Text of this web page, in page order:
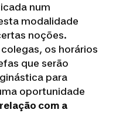
num
modalidade
noções.
os horários
que serão
para
oportunidade
com a